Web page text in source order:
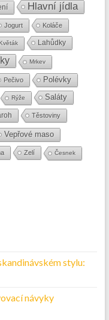
Hlavní jídla
Jogurt Koláče
Lahůdky
Mrkev
Pečivo Polévky
Rýže
Saláty
Těstoviny
Vepřové maso
Zelí Česnek
stylu:
návyky